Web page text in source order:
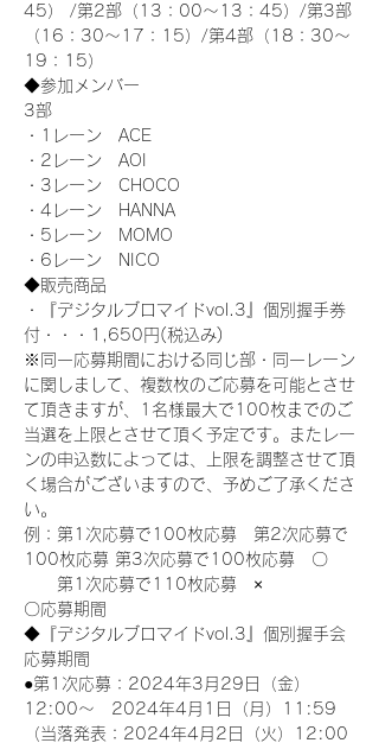
45） /第2部（13：00～13：45）/第3部
（16：30～17：15）/第4部（18：30～
19：15）
◆参加メンバー
3部
・1レーン　ACE
・2レーン　AOI
・3レーン　CHOCO
・4レーン　HANNA
・5レーン　MOMO
・6レーン　NICO
◆販売商品
・『デジタルブロマイドvol.3』個別握手券
付・・・1,650円(税込み)
※同一応募期間における同じ部・同一レーン
に関しまして、複数枚のご応募を可能とさせ
て頂きますが、1名様最大で100枚までのご
当選を上限とさせて頂く予定です。またレー
ンの申込数によっては、上限を調整させて頂
く場合がございますので、予めご了承くださ
い。
例：第1次応募で100枚応募　第2次応募で
100枚応募 第3次応募で100枚応募　〇
第1次応募で110枚応募　×
〇応募期間
◆『デジタルブロマイドvol.3』個別握手会
応募期間
●第1次応募：2024年3月29日（金）
12:00～　2024年4月1日（月）11:59
（当落発表：2024年4月2日（火）12:00